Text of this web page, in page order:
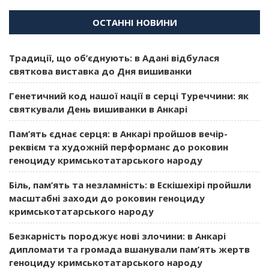
ОСТАННІ НОВИНИ
Традиції, що об’єднують: в Адані відбулася
святкова виставка до Дня вишиванки
Генетичний код нашої нації в серці Туреччини: як
святкували День вишиванки в Анкарі
Пам’ять єднає серця: в Анкарі пройшов вечір-
реквієм та художній перформанс до роковин
геноциду кримськотатарського народу
Біль, пам’ять та незламність: в Ескішехірі пройшли
масштабні заходи до роковин геноциду
кримськотатарського народу
Безкарність породжує нові злочини: в Анкарі
дипломати та громада вшанували пам’ять жертв
геноциду кримськотатарського народу